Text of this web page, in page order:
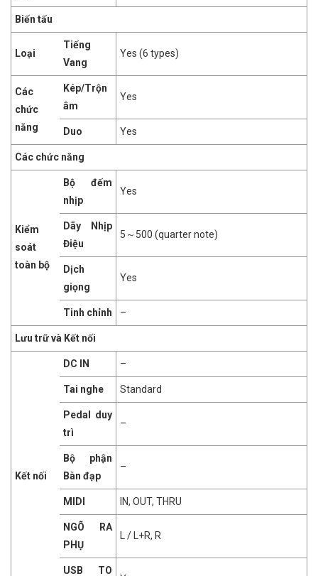
Biến tấu
Loại
Tiếng
Vang
Yes (6 types)
Các
chức
năng
Kép/Trộn
âm
Yes
Duo Yes
Các chức năng
Kiểm
soát
toàn bộ
Bộ đếm
nhịp
Yes
Dãy Nhịp
Điệu
5～500 (quarter note)
Dịch
giọng
Yes
Tinh chỉnh –
Lưu trữ và Kết nối
Kết nối
DC IN –
Tai nghe Standard
Pedal duy
trì
–
Bộ phận
Bàn đạp
–
MIDI IN, OUT, THRU
NGÕ RA
PHỤ
L / L+R, R
USB TO